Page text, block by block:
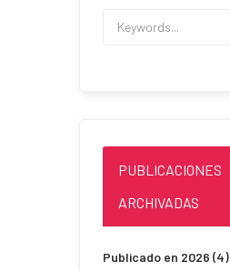
PUBLICACIONES
ARCHIVADAS
Publicado en 2026 (4)